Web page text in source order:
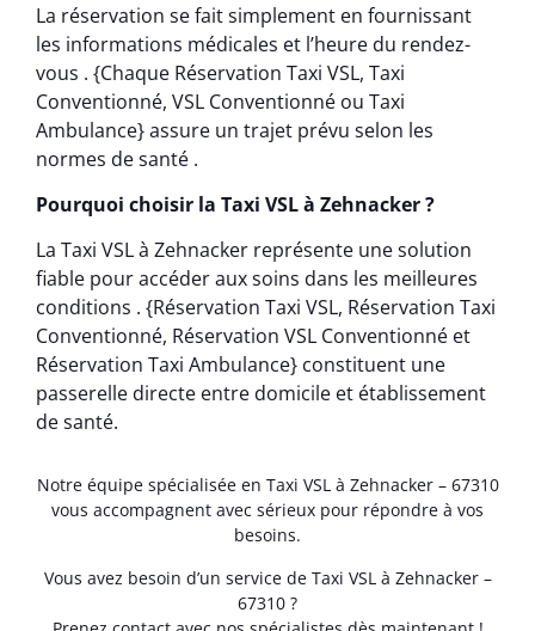
La réservation se fait simplement en fournissant
les informations médicales et l’heure du rendez-
vous . {Chaque Réservation Taxi VSL, Taxi
Conventionné, VSL Conventionné ou Taxi
Ambulance} assure un trajet prévu selon les
normes de santé .
Pourquoi choisir la Taxi VSL à Zehnacker ?
La Taxi VSL à Zehnacker représente une solution
fiable pour accéder aux soins dans les meilleures
conditions . {Réservation Taxi VSL, Réservation Taxi
Conventionné, Réservation VSL Conventionné et
Réservation Taxi Ambulance} constituent une
passerelle directe entre domicile et établissement
de santé.
Notre équipe spécialisée en Taxi VSL à Zehnacker – 67310
vous accompagnent avec sérieux pour répondre à vos
besoins.
Vous avez besoin d’un service de Taxi VSL à Zehnacker –
67310 ?